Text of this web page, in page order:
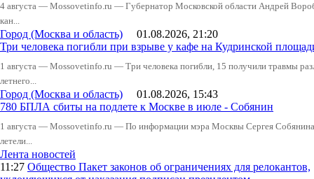
4 августа — Mossovetinfo.ru — Губернатор Московской области Андрей
кан...
Город (Москва и область) 01.08.2026, 21:20
Три человека погибли при взрыве у кафе на Кудринской
1 августа — Mossovetinfo.ru — Три человека погибли, 15 получили травмы
летнего...
Город (Москва и область) 01.08.2026, 15:43
780 БПЛА сбиты на подлете к Москве в июле - Собянин
1 августа — Mossovetinfo.ru — По информации мэра Москвы Сергея
летели...
Лента новостей
11:27 Общество Пакет законов об ограничениях для релокантов,